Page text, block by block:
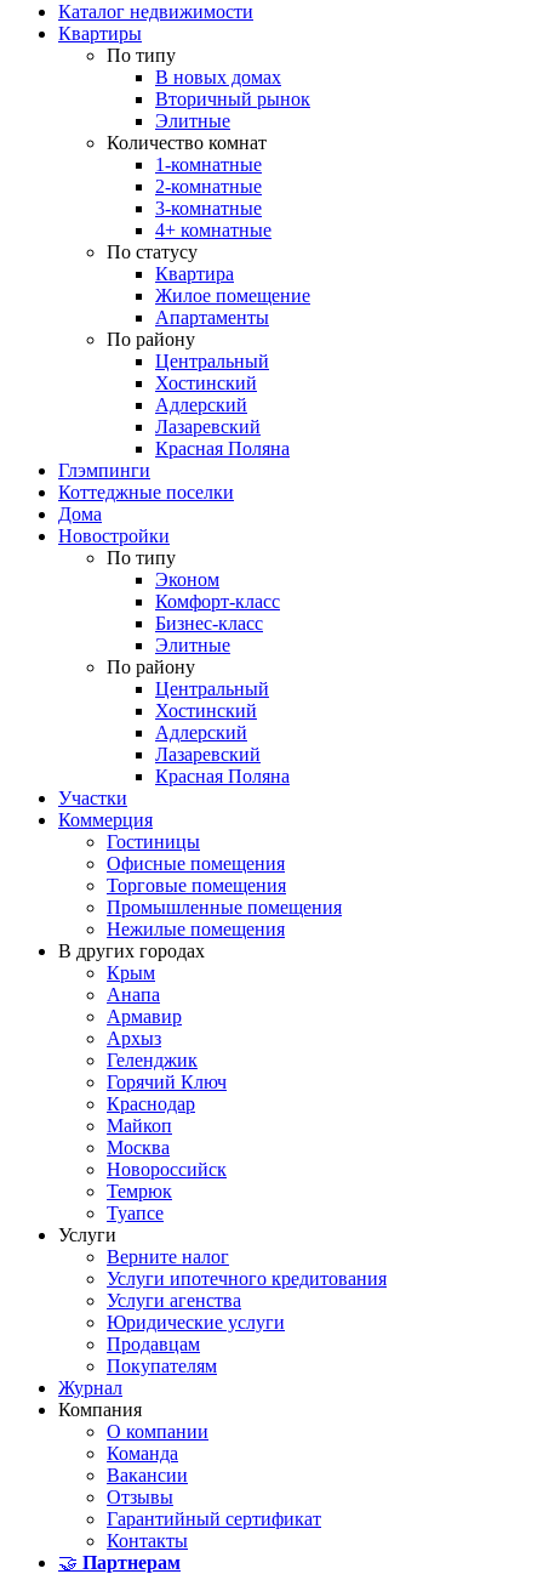
Каталог недвижимости
Квартиры
По типу
В новых домах
Вторичный рынок
Элитные
Количество комнат
1-комнатные
2-комнатные
3-комнатные
4+ комнатные
По статусу
Квартира
Жилое помещение
Апартаменты
По району
Центральный
Хостинский
Адлерский
Лазаревский
Красная Поляна
Глэмпинги
Коттеджные поселки
Дома
Новостройки
По типу
Эконом
Комфорт-класс
Бизнес-класс
Элитные
По району
Центральный
Хостинский
Адлерский
Лазаревский
Красная Поляна
Участки
Коммерция
Гостиницы
Офисные помещения
Торговые помещения
Промышленные помещения
Нежилые помещения
В других городах
Крым
Анапа
Армавир
Архыз
Геленджик
Горячий Ключ
Краснодар
Майкоп
Москва
Новороссийск
Темрюк
Туапсе
Услуги
Верните налог
Услуги ипотечного кредитования
Услуги агенства
Юридические услуги
Продавцам
Покупателям
Журнал
Компания
О компании
Команда
Вакансии
Отзывы
Гарантийный сертификат
Контакты
🤝 Партнерам